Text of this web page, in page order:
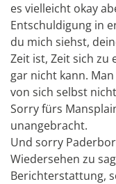
es vielleicht okay
Entschuldigung in
du mich siehst,
Zeit ist, Zeit sich zu
gar nicht kann.
von sich selbst
Sorry fürs
unangebracht.
Und sorry
Wiedersehen zu
Berichterstattung,